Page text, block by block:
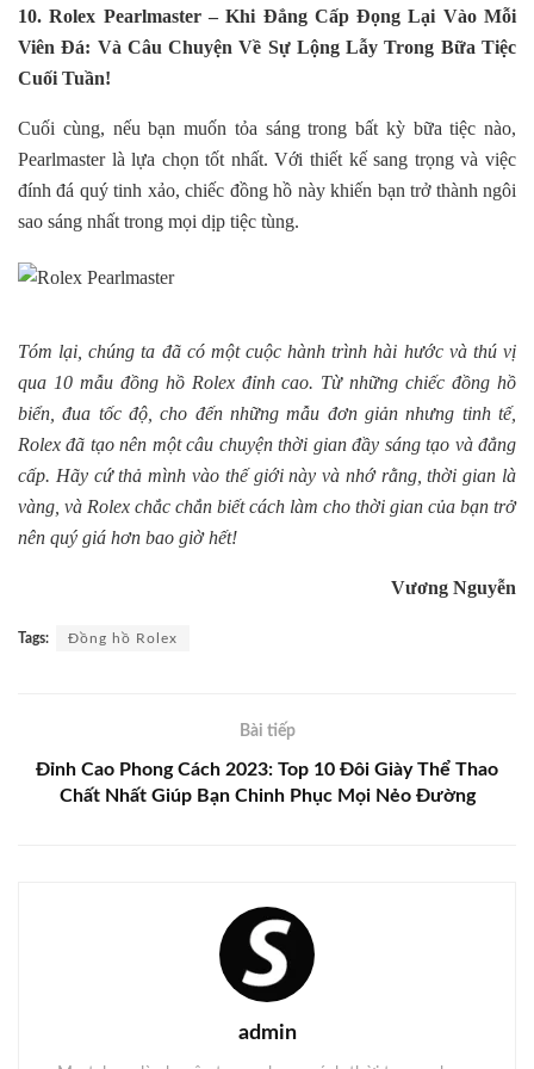
10. Rolex Pearlmaster – Khi Đẳng Cấp Đọng Lại Vào Mỗi
Viên Đá: Và Câu Chuyện Về Sự Lộng Lẫy Trong Bữa Tiệc
Cuối Tuần!
Cuối cùng, nếu bạn muốn tỏa sáng trong bất kỳ bữa tiệc nào,
Pearlmaster là lựa chọn tốt nhất. Với thiết kế sang trọng và việc
đính đá quý tinh xảo, chiếc đồng hồ này khiến bạn trở thành ngôi
sao sáng nhất trong mọi dịp tiệc tùng.
Tóm lại, chúng ta đã có một cuộc hành trình hài hước và thú vị
qua 10 mẫu đồng hồ Rolex đỉnh cao. Từ những chiếc đồng hồ
biển, đua tốc độ, cho đến những mẫu đơn giản nhưng tinh tế,
Rolex đã tạo nên một câu chuyện thời gian đầy sáng tạo và đẳng
cấp. Hãy cứ thả mình vào thế giới này và nhớ rằng, thời gian là
vàng, và Rolex chắc chắn biết cách làm cho thời gian của bạn trở
nên quý giá hơn bao giờ hết!
Vương Nguyễn
Tags: Đồng hồ Rolex
Bài tiếp
Đỉnh Cao Phong Cách 2023: Top 10 Đôi Giày Thể Thao
Chất Nhất Giúp Bạn Chinh Phục Mọi Nẻo Đường
admin